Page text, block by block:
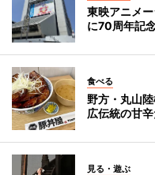
東映アニメ
に70周年記
食べる
野方・丸山
広伝統の甘
見る・遊ぶ